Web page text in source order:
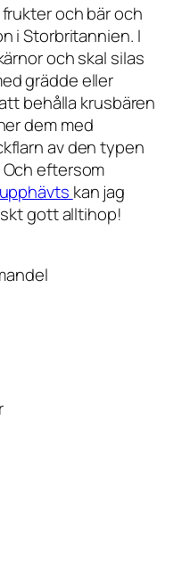
och bär och
i Storbritannien. I
och skal silas
grädde eller
behålla krusbären
dem med
av den typen
Och eftersom
kan jag
gott alltihop!